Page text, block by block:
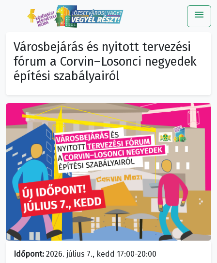
menu
Városbejárás és nyitott tervezési
fórum a Corvin–Losonci negyedek
építési szabályairól
Időpont: 2026. július 7., kedd 17:00-20:00